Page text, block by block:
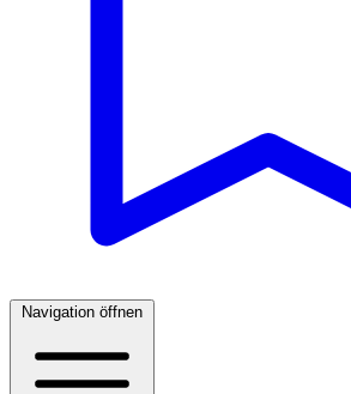
Navigation öffnen